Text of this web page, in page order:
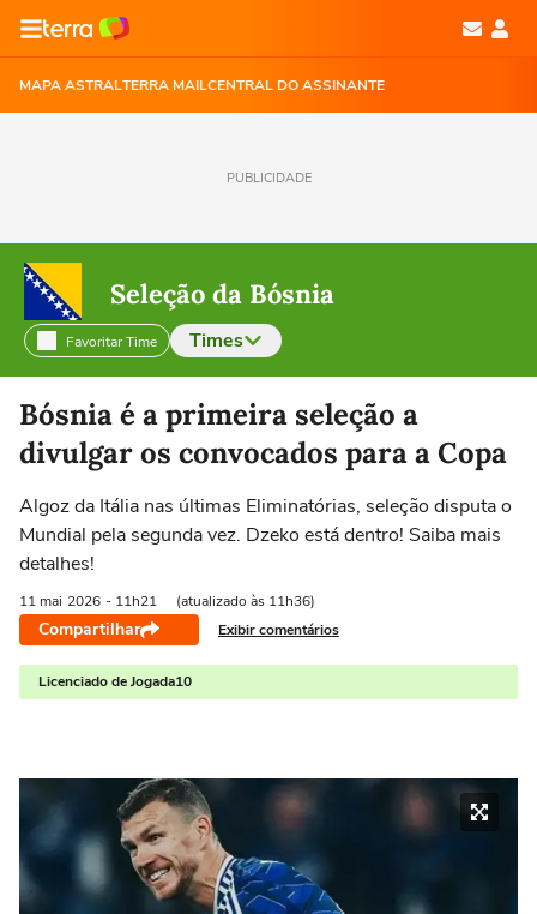
MAPA ASTRALTERRA MAILCENTRAL DO ASSINANTE
PUBLICIDADE
Seleção da Bósnia
Favoritar Time Times
Selecione o time para ver as notícias
Bósnia é a primeira seleção a
divulgar os convocados para a Copa
Algoz da Itália nas últimas Eliminatórias, seleção disputa o
Mundial pela segunda vez. Dzeko está dentro! Saiba mais
detalhes!
11 mai 2026 - 11h21 (atualizado às 11h36)
Compartilhar Exibir comentários
Licenciado de Jogada10